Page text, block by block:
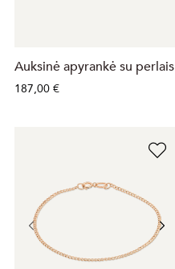
Auksinė apyrankė su perlais
187,00 €